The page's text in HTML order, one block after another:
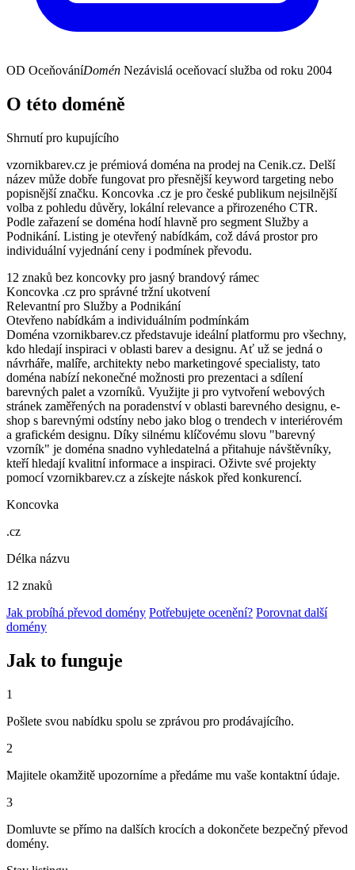
OD OceňováníDomén Nezávislá oceňovací služba od roku 2004
O této doméně
Shrnutí pro kupujícího
vzornikbarev.cz je prémiová doména na prodej na Cenik.cz. Delší
název může dobře fungovat pro přesnější keyword targeting nebo
popisnější značku. Koncovka .cz je pro české publikum nejsilnější
volba z pohledu důvěry, lokální relevance a přirozeného CTR.
Podle zařazení se doména hodí hlavně pro segment Služby a
Podnikání. Listing je otevřený nabídkám, což dává prostor pro
individuální vyjednání ceny i podmínek převodu.
12 znaků bez koncovky pro jasný brandový rámec
Koncovka .cz pro správné tržní ukotvení
Relevantní pro Služby a Podnikání
Otevřeno nabídkám a individuálním podmínkám
Doména vzornikbarev.cz představuje ideální platformu pro všechny,
kdo hledají inspiraci v oblasti barev a designu. Ať už se jedná o
návrháře, malíře, architekty nebo marketingové specialisty, tato
doména nabízí nekonečné možnosti pro prezentaci a sdílení
barevných palet a vzorníků. Využijte ji pro vytvoření webových
stránek zaměřených na poradenství v oblasti barevného designu, e-
shop s barevnými odstíny nebo jako blog o trendech v interiérovém
a grafickém designu. Díky silnému klíčovému slovu "barevný
vzorník" je doména snadno vyhledatelná a přitahuje návštěvníky,
kteří hledají kvalitní informace a inspiraci. Oživte své projekty
pomocí vzornikbarev.cz a získejte náskok před konkurencí.
Koncovka
.cz
Délka názvu
12 znaků
Jak probíhá převod domény Potřebujete ocenění? Porovnat další
domény
Jak to funguje
1
Pošlete svou nabídku spolu se zprávou pro prodávajícího.
2
Majitele okamžitě upozorníme a předáme mu vaše kontaktní údaje.
3
Domluvte se přímo na dalších krocích a dokončete bezpečný převod
domény.